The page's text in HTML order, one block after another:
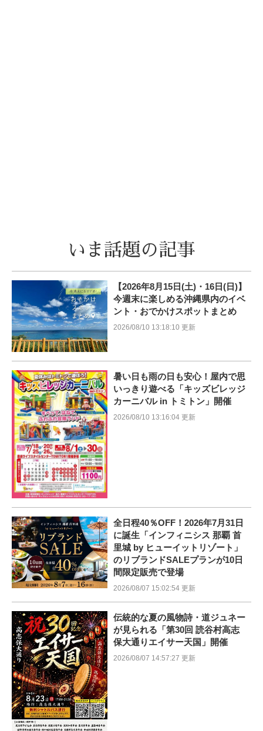
いま話題の記事
【2026年8月15日(土)・16日(日)】
今週末に楽しめる沖縄県内のイベ
ント・おでかけスポットまとめ
2026/08/10 13:18:10 更新
暑い日も雨の日も安心！屋内で思
いっきり遊べる「キッズビレッジ
カーニバル in トミトン」開催
2026/08/10 13:16:04 更新
全日程40％OFF！2026年7月31日
に誕生「インフィニシス 那覇 首
里城 by ヒューイットリゾート」
のリブランドSALEプランが10日
間限定販売で登場
2026/08/07 15:02:54 更新
伝統的な夏の風物詩・道ジュネー
が見られる「第30回 読谷村高志
保大通りエイサー天国」開催
2026/08/07 14:57:27 更新